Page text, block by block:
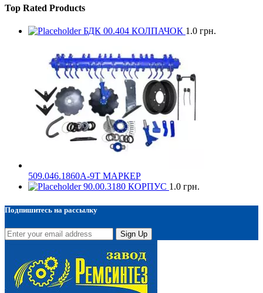
Top Rated Products
БДК 00.404 КОЛПАЧОК 1.0 грн.
509.046.1860А-9Т МАРКЕР
90.00.3180 КОРПУС 1.0 грн.
Подпишитесь на рассылку
Sign Up